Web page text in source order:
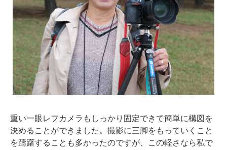
重い一眼レフカメラもしっかり固定できて簡単に構図を
決めることができました。撮影に三脚をもっていくこと
を躊躇することも多かったのですが、この軽さなら私で